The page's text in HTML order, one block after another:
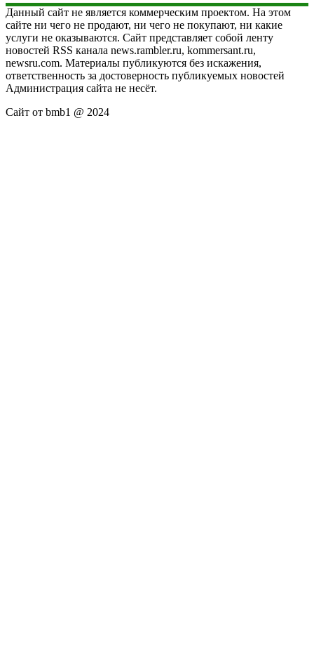
Данный сайт не является коммерческим проектом. На этом
сайте ни чего не продают, ни чего не покупают, ни какие
услуги не оказываются. Сайт представляет собой ленту
новостей RSS канала news.rambler.ru, kommersant.ru,
newsru.com. Материалы публикуются без искажения,
ответственность за достоверность публикуемых новостей
Администрация сайта не несёт.
Сайт от bmb1 @ 2024